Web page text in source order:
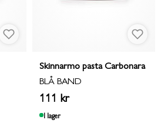
Skinnarmo pasta Carbonara
BLÅ BAND
111 kr
I lager